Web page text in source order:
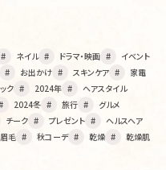
ネイル ドラマ・映画
イベント
お出かけ スキンケア
家電
ク 2024年
ヘアスタイル
2024冬 旅行
グルメ
チーク プレゼント
ヘルスヘア
眉毛 秋コーデ 乾燥
乾燥肌